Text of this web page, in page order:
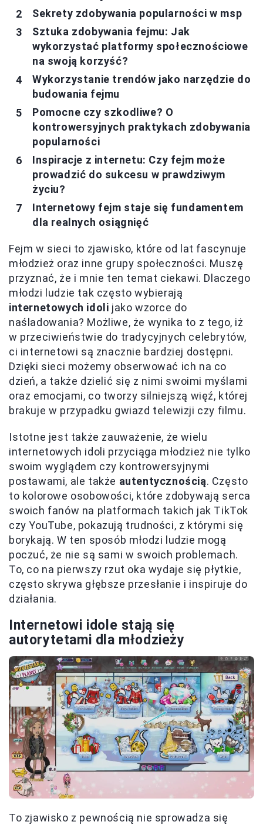
Sekrety zdobywania popularności w msp
Sztuka zdobywania fejmu: Jak
wykorzystać platformy społecznościowe
na swoją korzyść?
Wykorzystanie trendów jako narzędzie do
budowania fejmu
Pomocne czy szkodliwe? O
kontrowersyjnych praktykach zdobywania
popularności
Inspiracje z internetu: Czy fejm może
prowadzić do sukcesu w prawdziwym
życiu?
Internetowy fejm staje się fundamentem
dla realnych osiągnięć
Fejm w sieci to zjawisko, które od lat fascynuje
młodzież oraz inne grupy społeczności. Muszę
przyznać, że i mnie ten temat ciekawi. Dlaczego
młodzi ludzie tak często wybierają
internetowych idoli jako wzorce do
naśladowania? Możliwe, że wynika to z tego, iż
w przeciwieństwie do tradycyjnych celebrytów,
ci internetowi są znacznie bardziej dostępni.
Dzięki sieci możemy obserwować ich na co
dzień, a także dzielić się z nimi swoimi myślami
oraz emocjami, co tworzy silniejszą więź, której
brakuje w przypadku gwiazd telewizji czy filmu.
Istotne jest także zauważenie, że wielu
internetowych idoli przyciąga młodzież nie tylko
swoim wyglądem czy kontrowersyjnymi
postawami, ale także autentycznością. Często
to kolorowe osobowości, które zdobywają serca
swoich fanów na platformach takich jak TikTok
czy YouTube, pokazują trudności, z którymi się
borykają. W ten sposób młodzi ludzie mogą
poczuć, że nie są sami w swoich problemach.
To, co na pierwszy rzut oka wydaje się płytkie,
często skrywa głębsze przesłanie i inspiruje do
działania.
Internetowi idole stają się
autorytetami dla młodzieży
To zjawisko z pewnością nie sprowadza się